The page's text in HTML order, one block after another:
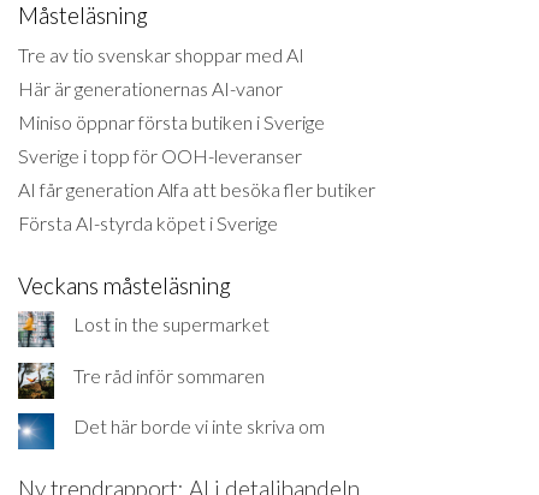
Måsteläsning
Tre av tio svenskar shoppar med AI
Här är generationernas AI-vanor
Miniso öppnar första butiken i Sverige
Sverige i topp för OOH-leveranser
AI får generation Alfa att besöka fler butiker
Första AI-styrda köpet i Sverige
Veckans måsteläsning
Lost in the supermarket
Tre råd inför sommaren
Det här borde vi inte skriva om
Ny trendrapport: AI i detaljhandeln